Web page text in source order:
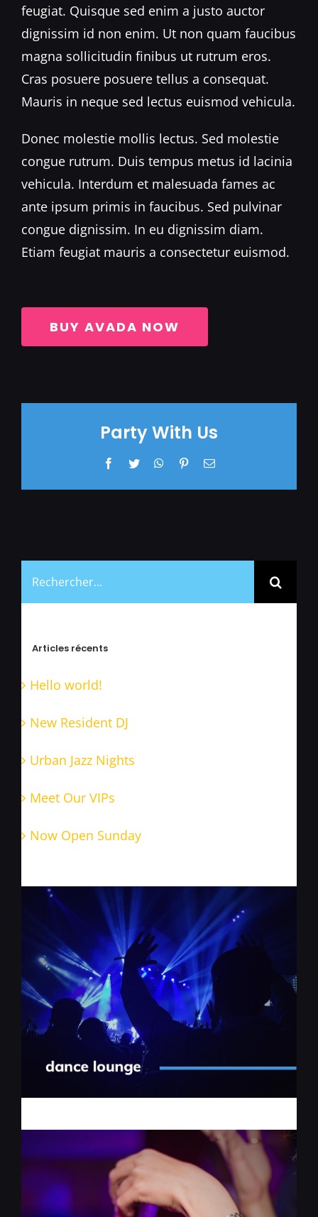
feugiat. Quisque sed enim a justo auctor
dignissim id non enim. Ut non quam faucibus
magna sollicitudin finibus ut rutrum eros.
Cras posuere posuere tellus a consequat.
Mauris in neque sed lectus euismod vehicula.
Donec molestie mollis lectus. Sed molestie
congue rutrum. Duis tempus metus id lacinia
vehicula. Interdum et malesuada fames ac
ante ipsum primis in faucibus. Sed pulvinar
congue dignissim. In eu dignissim diam.
Etiam feugiat mauris a consectetur euismod.
BUY AVADA NOW
Party With Us
Facebook
Twitter WhatsApp
PinterestEmail
Articles récents
Hello world!
New Resident DJ
Urban Jazz Nights
Meet Our VIPs
Now Open Sunday